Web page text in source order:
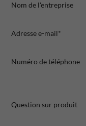
Nom de l'entreprise
Adresse e-mail*
Numéro de téléphone
Question sur produit